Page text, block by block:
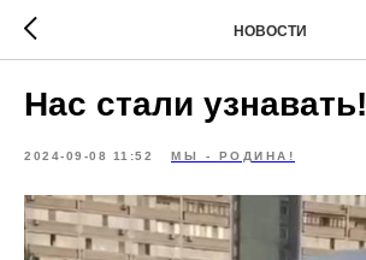
НОВОСТИ
Нас стали узнавать!
2024-09-08 11:52 МЫ - РОДИНА!